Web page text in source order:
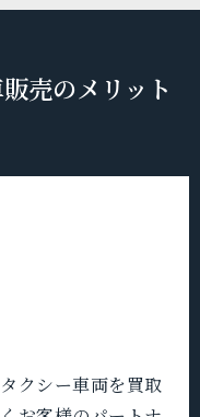
売のメリット
クシー車両を買取